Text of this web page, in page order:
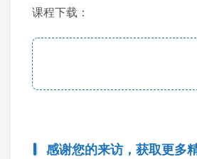
课程下载：
感谢您的来访，获取更多